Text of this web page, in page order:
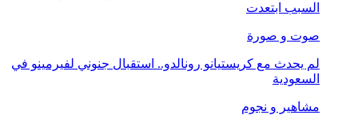
السبب ابتعدت
صوت و صورة
لم يحدث مع كريستيانو رونالدو.. استقبال جنوني لفيرمينو في
السعودية
مشاهير و نجوم